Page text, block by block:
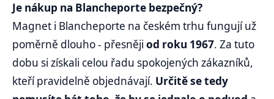
Je nákup na Blancheporte bezpečný?
Magnet i Blancheporte na českém trhu fungují už
poměrně dlouho - přesněji od roku 1967. Za tuto
dobu si získali celou řadu spokojených zákazníků,
kteří pravidelně objednávají. Určitě se tedy